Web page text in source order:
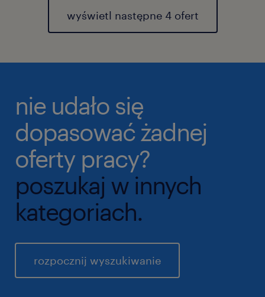
wyświetl następne 4 ofert
nie udało się
dopasować żadnej
oferty pracy?
poszukaj w innych
kategoriach.
rozpocznij wyszukiwanie